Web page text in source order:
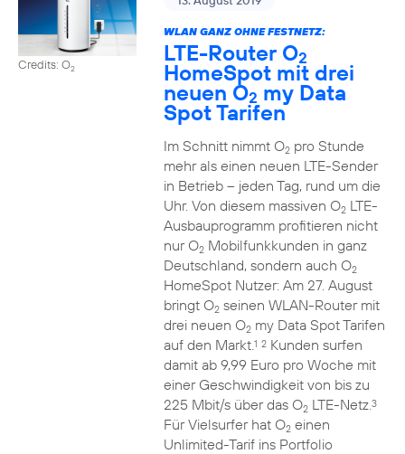
Credits: O2
WLAN GANZ OHNE FESTNETZ:
LTE-Router O2
HomeSpot mit drei
neuen O2 my Data
Spot Tarifen
Im Schnitt nimmt O2pro Stunde
mehr als einen neuen LTE-Sender
in Betrieb – jeden Tag, rund um die
Uhr. Von diesem massiven O2LTE-
Ausbauprogramm profitieren nicht
nur O2Mobilfunkkunden in ganz
Deutschland, sondern auch O2
HomeSpot Nutzer: Am 27. August
bringt O2seinen WLAN-Router mit
drei neuen O2my Data Spot Tarifen
auf den Markt.1 2Kunden surfen
damit ab 9,99 Euro pro Woche mit
einer Geschwindigkeit von bis zu
225 Mbit/s über das O2LTE-Netz.3
Für Vielsurfer hat O2einen
Unlimited-Tarif ins Portfolio